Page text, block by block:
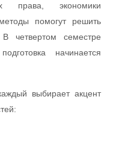
права, экономики
помогут решить
четвертом семестре
начинается
выбирает акцент